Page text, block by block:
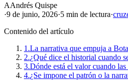
AAndrés Quispe
·9 de junio, 2026·5 min de lectura·
Contenido del artículo
1.La narrativa que empuja a
2.¿Qué dice el historial cuando
3.Dónde está el valor cuando las
4.¿Se impone el patrón o la